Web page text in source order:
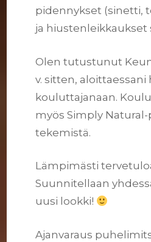
pidennykset (sinetti,
ja hiustenleikkaukset
Olen tutustunut
v. sitten, aloittaessani
kouluttajanaan.
myös Simply
tekemistä.
Lämpimästi
Suunnitellaan
uusi lookki!
Ajanvaraus